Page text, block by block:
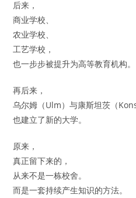
后来，
商业学校、
农业学校、
工艺学校，
也一步步被提升为高等教育机构。
再后来，
乌尔姆（Ulm）与康斯坦茨（
也建立了新的大学。
原来，
真正留下来的，
从来不是一栋校舍。
而是一套持续产生知识的方法。